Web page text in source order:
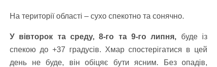
На території області – сухо спекотно та сонячно.
У вівторок та среду, 8-го та 9-го липня, буде із
спекою до +37 градусів. Хмар спостерігатися в цей
день не буде, він обіцяє бути ясним. Без опадів,